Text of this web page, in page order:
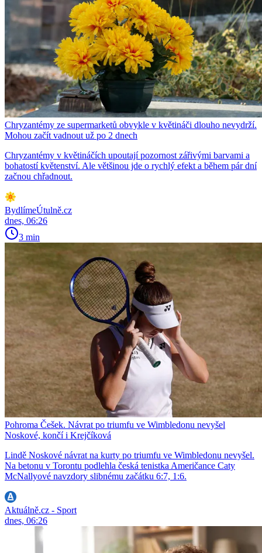
Chryzantémy ze supermarketů obvykle v květináči dlouho nevydrží.
Mohou začít vadnout už po 2 dnech
Chryzantémy v květináčích upoutají pozornost zářivými barvami a
bohatostí květenství. Ale většinou jde o rychlý efekt a během pár dní
začnou chřadnout.
BydlímeÚtulně.cz
dnes, 06:26
3 min
Pohroma Češek. Návrat po triumfu ve Wimbledonu nevyšel
Noskové, končí i Krejčíková
Lindě Noskové návrat na kurty po triumfu ve Wimbledonu nevyšel.
Na betonu v Torontu podlehla česká tenistka Američance Caty
McNallyové navzdory slibnému začátku 6:7, 1:6.
Aktuálně.cz - Sport
dnes, 06:26